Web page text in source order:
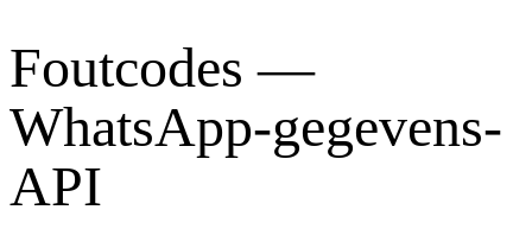
Foutcodes —
WhatsApp-gegevens-
API